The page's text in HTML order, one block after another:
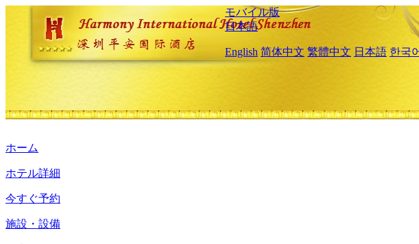
モバイル版
日本語
English 简体中文 繁體中文 日本語 한국
ホーム
ホテル詳細
今すぐ予約
施設・設備